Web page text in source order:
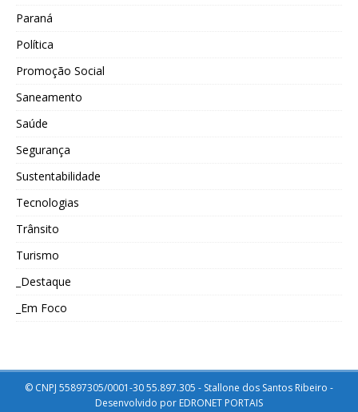
Paraná
Política
Promoção Social
Saneamento
Saúde
Segurança
Sustentabilidade
Tecnologias
Trânsito
Turismo
_Destaque
_Em Foco
© CNPJ 55897305/0001-30 55.897.305 - Stallone dos Santos Ribeiro -
Desenvolvido por EDRONET PORTAIS